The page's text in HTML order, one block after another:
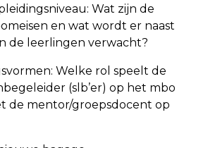
Wat zijn de
en wat wordt er naast
de leerlingen verwacht?
Welke rol speelt de
(slb’er) op het mbo
de mentor/groepsdocent op